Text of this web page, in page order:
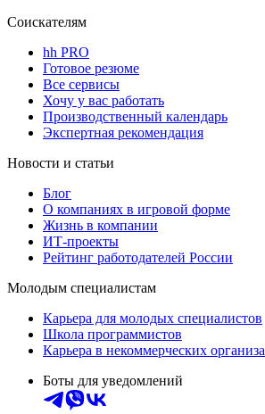
Соискателям
hh PRO
Готовое резюме
Все сервисы
Хочу у вас работать
Производственный календарь
Экспертная рекомендация
Новости и статьи
Блог
О компаниях в игровой форме
Жизнь в компании
ИТ-проекты
Рейтинг работодателей России
Молодым специалистам
Карьера для молодых специалистов
Школа программистов
Карьера в некоммерческих
Боты для уведомлений